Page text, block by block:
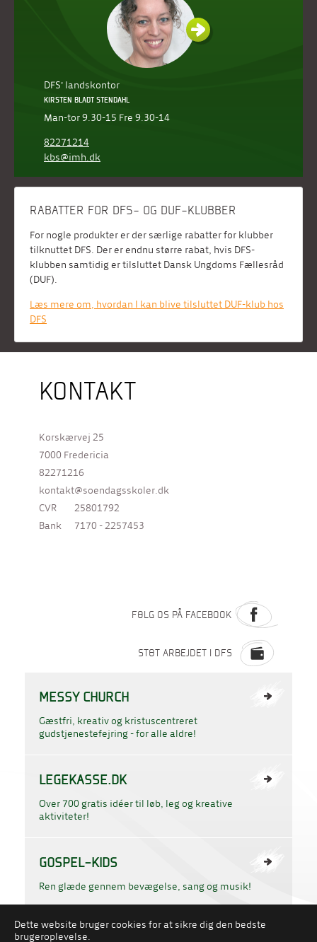
Dette website bruger cookies for at sikre dig den bedste
brugeroplevelse.
DFS' landskontor
KIRSTEN BLADT STENDAHL
Man-tor 9.30-15 Fre 9.30-14
82271214
kbs@imh.dk
RABATTER FOR DFS- OG DUF-KLUBBER
For nogle produkter er der særlige rabatter for klubber
tilknuttet DFS. Der er endnu større rabat, hvis DFS-
klubben samtidig er tilsluttet Dansk Ungdoms Fællesråd
(DUF).
Læs mere om, hvordan I kan blive tilsluttet DUF-klub hos
DFS
KONTAKT
Korskærvej 25
7000 Fredericia
82271216
kontakt@soendagsskoler.dk
CVR
25801792
Bank
7170 - 2257453
FØLG OS PÅ FACEBOOK
STØT ARBEJDET I DFS
MESSY CHURCH
Gæstfri, kreativ og kristuscentreret
gudstjenestefejring - for alle aldre!
LEGEKASSE.DK
Over 700 gratis idéer til løb, leg og kreative
aktiviteter!
GOSPEL-KIDS
Ren glæde gennem bevægelse, sang og musik!
PERSONDATAPOLITIK COOKIES